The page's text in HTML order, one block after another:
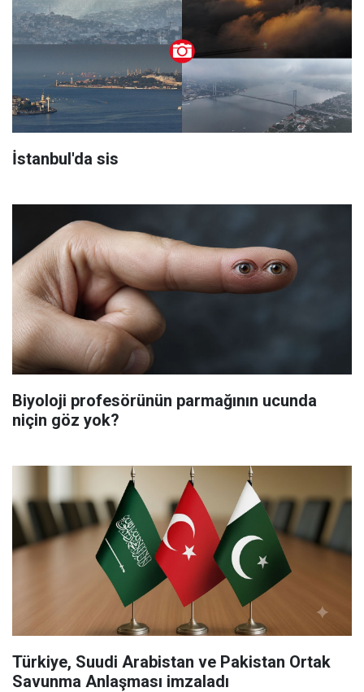
İstanbul'da sis
Biyoloji profesörünün parmağının ucunda
niçin göz yok?
Türkiye, Suudi Arabistan ve Pakistan Ortak
Savunma Anlaşması imzaladı